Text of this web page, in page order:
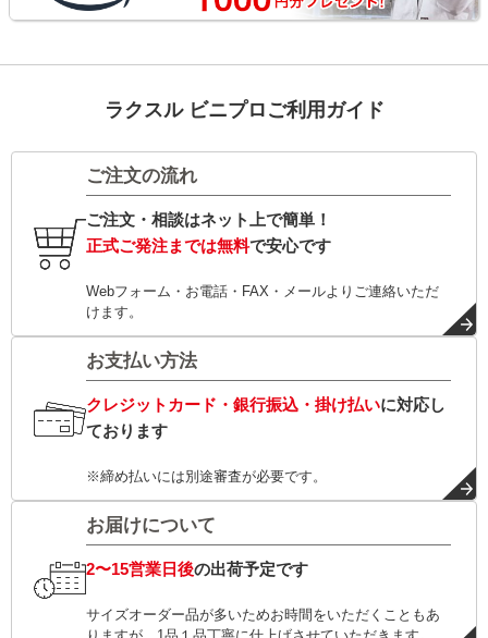
ラクスル ビニプロご利用ガイド
ご注文の流れ
ご注文・相談はネット上で簡単！
正式ご発注までは無料で安心です
Webフォーム・お電話・FAX・メールよりご連絡いただ
けます。
お支払い方法
クレジットカード・銀行振込・掛け払いに対応し
ております
※締め払いには別途審査が必要です。
お届けについて
2〜15営業日後の出荷予定です
サイズオーダー品が多いためお時間をいただくこともあ